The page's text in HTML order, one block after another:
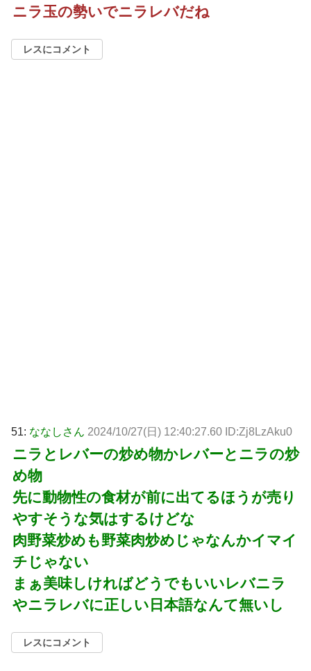
ニラ玉の勢いでニラレバだね
レスにコメント
51: ななしさん 2024/10/27(日) 12:40:27.60 ID:Zj8LzAku0
ニラとレバーの炒め物かレバーとニラの炒
め物
先に動物性の食材が前に出てるほうが売り
やすそうな気はするけどな
肉野菜炒めも野菜肉炒めじゃなんかイマイ
チじゃない
まぁ美味しければどうでもいいレバニラ
やニラレバに正しい日本語なんて無いし
レスにコメント